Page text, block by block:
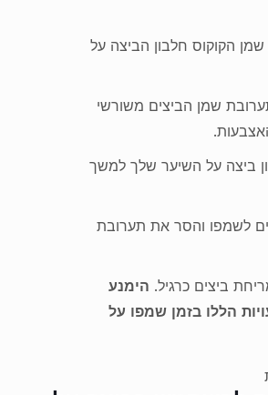
הקוקוס חלבון הביצה על
שמן הביצים משורשי
ביצה על השיער שלך למשך
לשמפו והסר את תערובת
ביצים כרגיל. הימנע
הללו בזמן שמפו על